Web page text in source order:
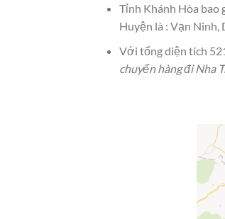
Tỉnh Khánh Hòa bao
Huyện là : Vạn Ninh,
Với tổng diện tích
chuyển hàng đi Nha